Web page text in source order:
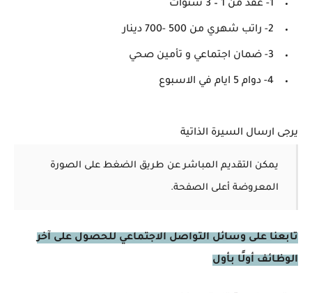
1- عقد من 1 – 3 سنوات
2- راتب شهري من 500 -700 دينار
3- ضمان اجتماعي و تأمين صحي
4- دوام 5 ايام في الاسبوع
يرجى ارسال السيرة الذاتية
يمكن التقديم المباشر عن طريق الضغط على الصورة
المعروضة أعلى الصفحة.
تابعنا على وسائل التواصل الاجتماعي للحصول على آخر
الوظائف أولًا بأول